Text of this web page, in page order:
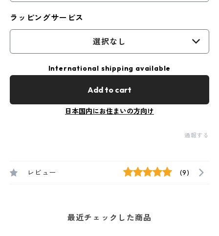
ラッピングサービス
選択なし
International shipping available
Add to cart
日本国内にお住まいの方向け
通報する
レビュー (9)
最近チェックした商品